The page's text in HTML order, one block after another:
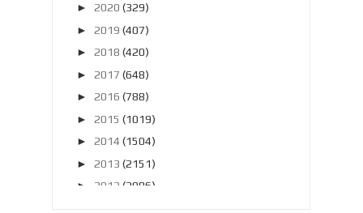
► 2020 (329)
► 2019 (407)
► 2018 (420)
► 2017 (648)
► 2016 (788)
► 2015 (1019)
► 2014 (1504)
► 2013 (2151)
► 2012 (2986)